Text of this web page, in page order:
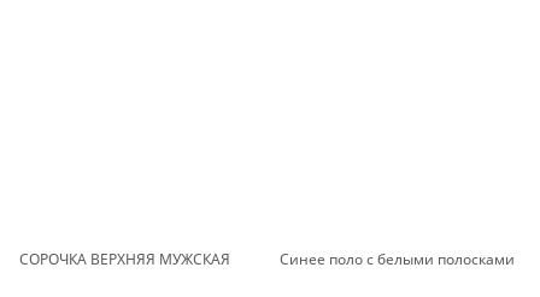
СОРОЧКА ВЕРХНЯЯ МУЖСКАЯ Синее поло с белыми полосками